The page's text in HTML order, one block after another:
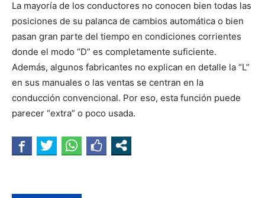
La mayoría de los conductores no conocen bien todas las
posiciones de su palanca de cambios automática o bien
pasan gran parte del tiempo en condiciones corrientes
donde el modo “D” es completamente suficiente.
Además, algunos fabricantes no explican en detalle la “L”
en sus manuales o las ventas se centran en la
conducción convencional. Por eso, esta función puede
parecer “extra” o poco usada.